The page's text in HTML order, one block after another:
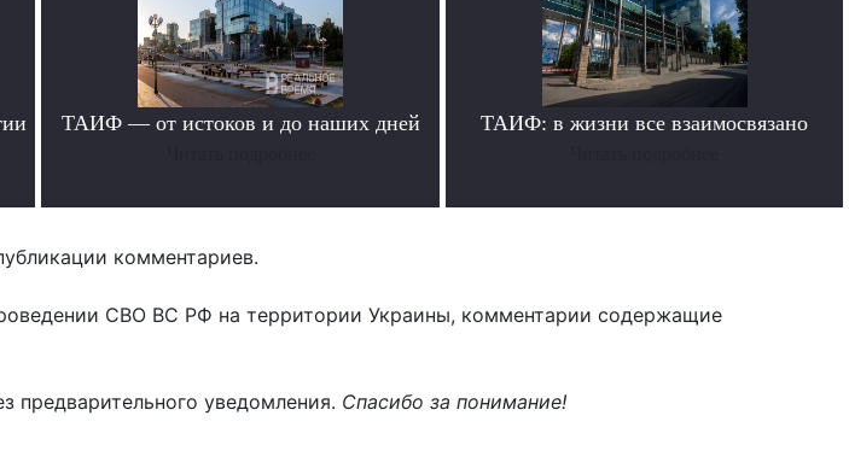
ТАИФ — от истоков и до наших дней ТАИФ: в жизни все взаимосвязано
комментариев.
СВО ВС РФ на территории Украины, комментарии содержащие
предварительного уведомления. Спасибо за понимание!